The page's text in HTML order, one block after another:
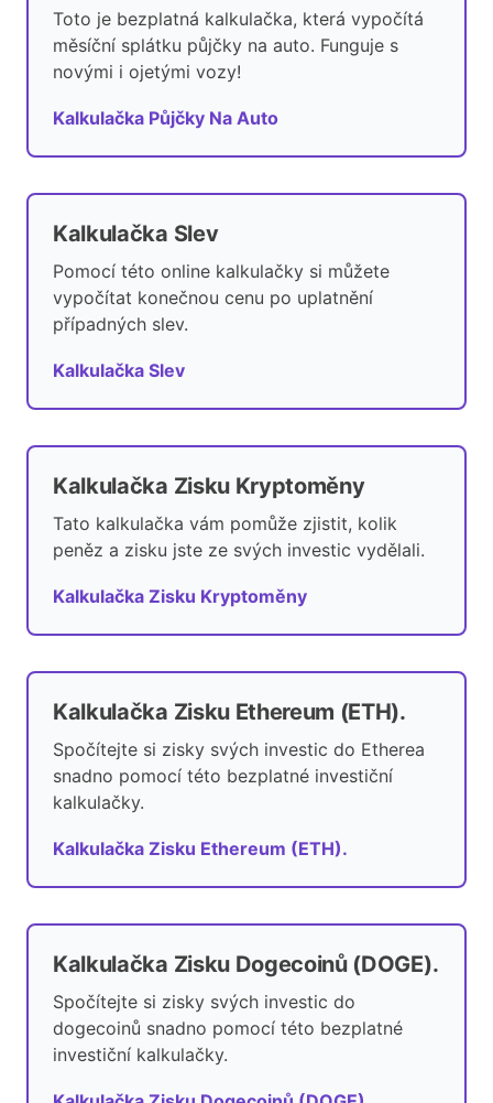
Toto je bezplatná kalkulačka, která vypočítá
měsíční splátku půjčky na auto. Funguje s
novými i ojetými vozy!
Kalkulačka Půjčky Na Auto
Kalkulačka Slev
Pomocí této online kalkulačky si můžete
vypočítat konečnou cenu po uplatnění
případných slev.
Kalkulačka Slev
Kalkulačka Zisku Kryptoměny
Tato kalkulačka vám pomůže zjistit, kolik
peněz a zisku jste ze svých investic vydělali.
Kalkulačka Zisku Kryptoměny
Kalkulačka Zisku Ethereum (ETH).
Spočítejte si zisky svých investic do Etherea
snadno pomocí této bezplatné investiční
kalkulačky.
Kalkulačka Zisku Ethereum (ETH).
Kalkulačka Zisku Dogecoinů (DOGE).
Spočítejte si zisky svých investic do
dogecoinů snadno pomocí této bezplatné
investiční kalkulačky.